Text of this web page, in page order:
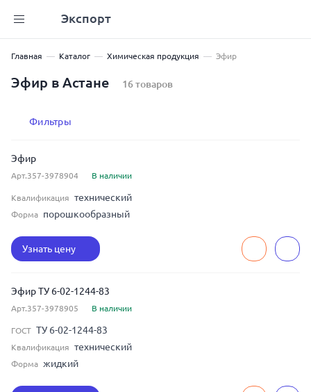
Экспорт
Главная Каталог Химическая продукция Эфир
Эфир в Астане 16 товаров
Фильтры
Эфир
Арт.357-3978904 В наличии
Квалификация технический
Форма порошкообразный
Узнать цену
Эфир ТУ 6-02-1244-83
Арт.357-3978905 В наличии
ГОСТ ТУ 6-02-1244-83
Квалификация технический
Форма жидкий